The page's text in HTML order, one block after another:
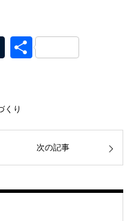
Tumblr
共
くり
次の記事